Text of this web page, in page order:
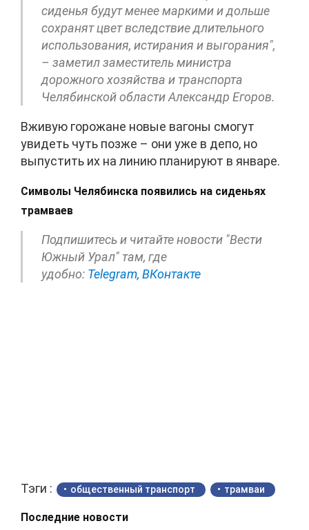
сиденья будут менее маркими и дольше
сохранят цвет вследствие длительного
использования, истирания и выгорания",
– заметил заместитель министра
дорожного хозяйства и транспорта
Челябинской области Александр Егоров.
Вживую горожане новые вагоны смогут
увидеть чуть позже – они уже в депо, но
выпустить их на линию планируют в январе.
Символы Челябинска появились на сиденьях
трамваев
Подпишитесь и читайте новости "Вести
Южный Урал" там, где
удобно: Telegram, ВКонтакте
Тэги : общественный транспорт трамваи
Последние новости